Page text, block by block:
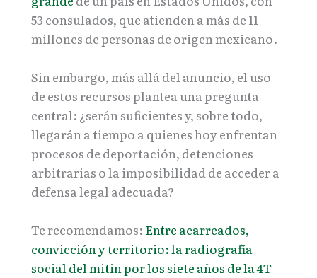
53 consulados, que atienden a más de 11
millones de personas de origen mexicano.
Sin embargo, más allá del anuncio, el uso
de estos recursos plantea una pregunta
central: ¿serán suficientes y, sobre todo,
llegarán a tiempo a quienes hoy enfrentan
procesos de deportación, detenciones
arbitrarias o la imposibilidad de acceder a
defensa legal adecuada?
Te recomendamos: Entre acarreados,
convicción y territorio: la radiografía
social del mitin por los siete años de la 4T